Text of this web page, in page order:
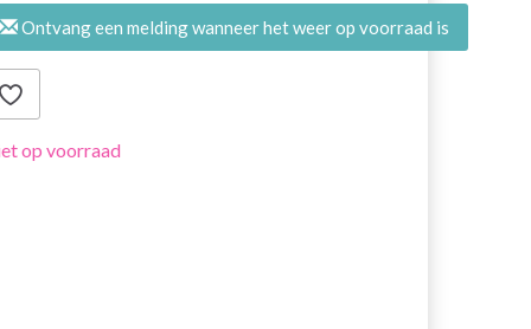
Ontvang een melding wanneer het weer op voorraad is
op voorraad